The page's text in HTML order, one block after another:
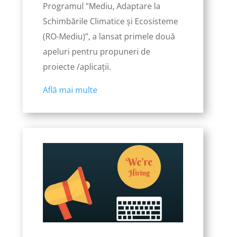
Programul ”Mediu, Adaptare la
Schimbările Climatice și Ecosisteme
(RO-Mediu)”, a lansat primele două
apeluri pentru propuneri de
proiecte /aplicații.
Află mai multe